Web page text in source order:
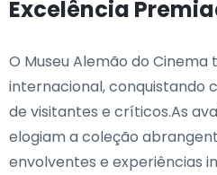
Excelência
O Museu Alemão do
internacional, conquistando
de visitantes e críticos.As
elogiam a coleção
envolventes e experiências